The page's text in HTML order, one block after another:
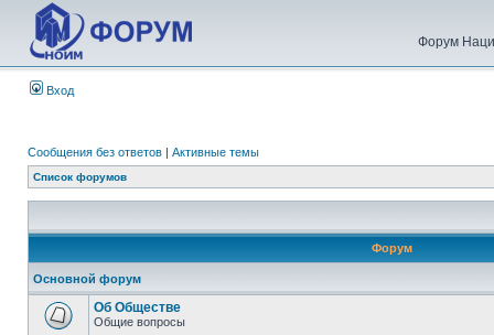
Форум
Вход
Сообщения без ответов | Активные темы
Список форумов
Форум
Основной форум
Об Обществе
Общие вопросы